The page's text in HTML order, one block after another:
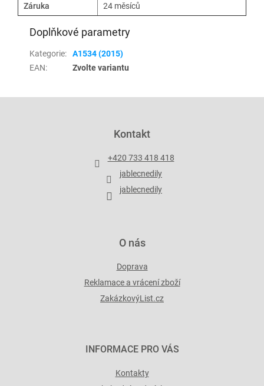
Záruka 24 měsíců
Doplňkové parametry
Kategorie:
A1534 (2015)
EAN: Zvolte variantu
Kontakt
+420 733 418 418
jablecnedily
jablecnedily
O nás
Doprava
Reklamace a vrácení zboží
ZakázkovýList.cz
INFORMACE PRO VÁS
Kontakty